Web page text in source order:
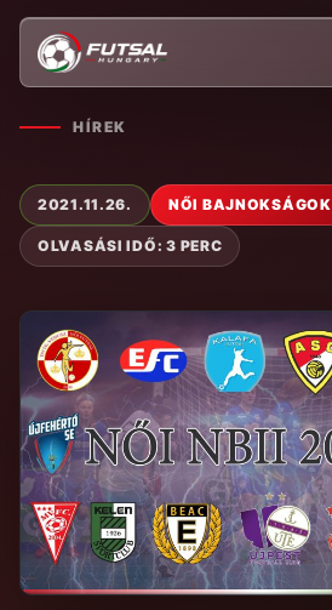
HÍREK
2021.11.26. NŐI BAJNOKSÁGOK
OLVASÁSI IDŐ: 3 PERC